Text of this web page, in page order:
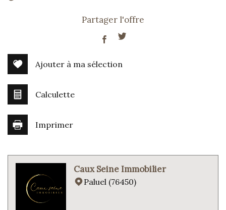
Leaflet|©JawgMaps|© OpenStreetMap
École primaire
Bureau de poste
Partager l'offre
Ajouter à ma sélection
Calculette
Imprimer
Caux Seine Immobilier
Paluel (76450)